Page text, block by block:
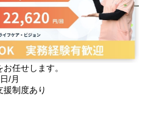
任せします。
3日/月
制度あり